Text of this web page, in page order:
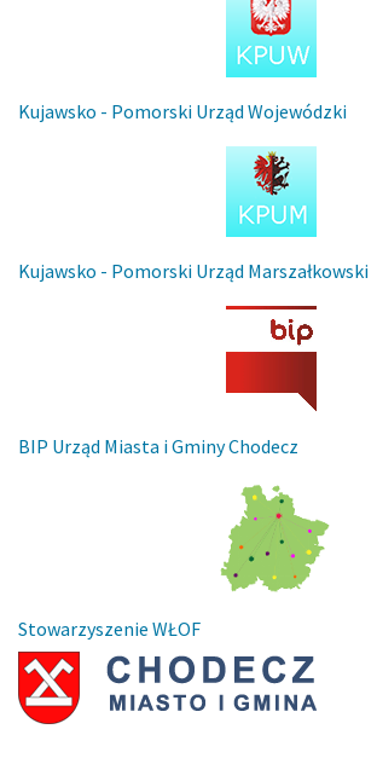
Kujawsko - Pomorski Urząd Wojewódzki
Kujawsko - Pomorski Urząd Marszałkowski
BIP Urząd Miasta i Gminy Chodecz
Stowarzyszenie WŁOF